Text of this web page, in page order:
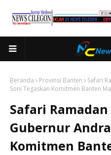
Beranda Provinsi Banten
Safari
Soni Tegaskan Komitmen Banten
Safari
Gubernur
Komitmen